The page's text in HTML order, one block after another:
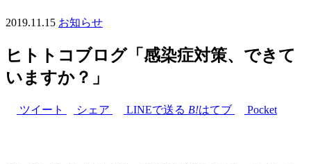
2019.11.15 お知らせ
ヒトトコブログ「感染症対策、できて
いますか？」
ツイート シェア LINEで送る B!はてブ Pocket